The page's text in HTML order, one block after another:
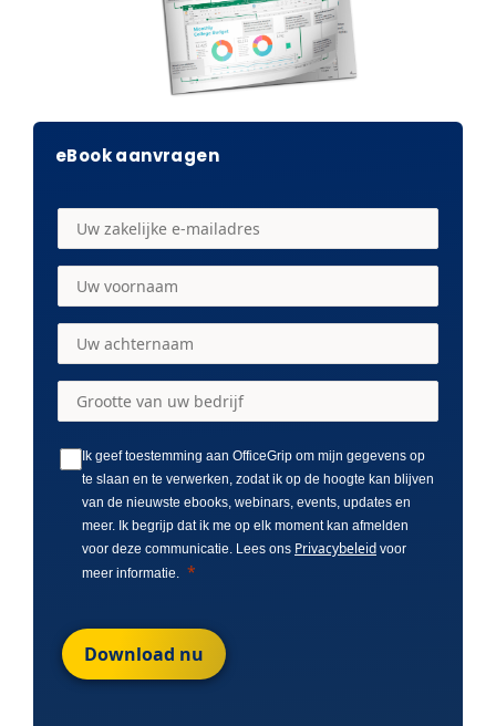
eBook aanvragen
Ik geef toestemming aan OfficeGrip om mijn gegevens op
te slaan en te verwerken, zodat ik op de hoogte kan blijven
van de nieuwste ebooks, webinars, events, updates en
meer. Ik begrijp dat ik me op elk moment kan afmelden
voor deze communicatie. Lees ons Privacybeleid voor
meer informatie.
Download nu